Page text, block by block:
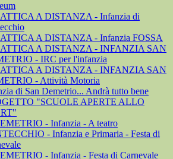
A DISTANZA - Infanzia di
A DISTANZA - Infanzia FOSSA
A DISTANZA - INFANZIA SAN
- IRC per l'infanzia
A DISTANZA - INFANZIA SAN
- Attività Motoria
di San Demetrio... Andrà tutto bene
"SCUOLE APERTE ALLO
- Infanzia - A teatro
- Infanzia e Primaria - Festa di
- Infanzia - Festa di Carnevale